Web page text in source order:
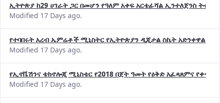
ኢትዮጵያ ከ29 ሀገራት ጋር በመሆን የዓለም አቀፍ አርቴፊሻል ኢንተለጀንስ
Modified 17 Days ago.
የተባበሩት አረብ ኤምሬቶች ሚኒስትር የኢትዮጵያን ዲጂታል ስኬት አድንቀዋል
Modified 17 Days ago.
የኢኖቬሽንና ቴክኖሎጂ ሚኒስቴር የ2018 በጀት ዓመት የዕቅድ አፈጻጸምና
Modified 17 Days ago.